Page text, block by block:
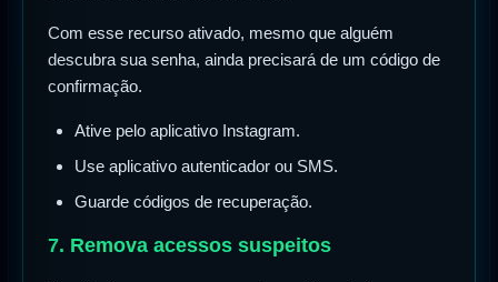
Com esse recurso ativado, mesmo que alguém
descubra sua senha, ainda precisará de um código de
confirmação.
Ative pelo aplicativo Instagram.
Use aplicativo autenticador ou SMS.
Guarde códigos de recuperação.
7. Remova acessos suspeitos